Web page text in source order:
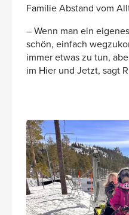
Familie Abstand vom
– Wenn man ein
schön, einfach
immer etwas zu tun,
im Hier und Jetzt, sagt